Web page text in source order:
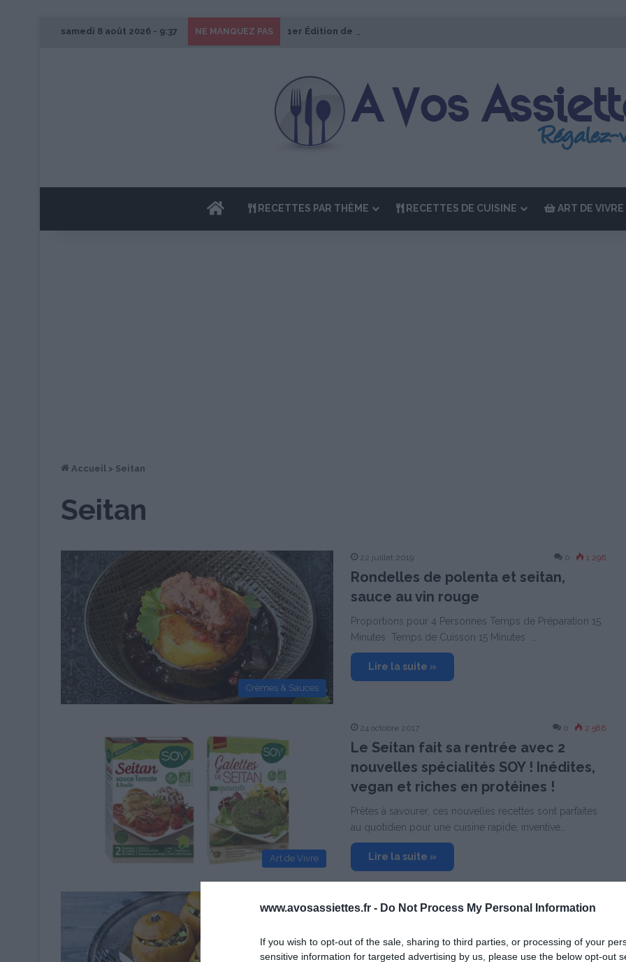
www.avosassiettes.fr - Do Not Process My Personal Information
If you wish to opt-out of the sale, sharing to third parties, or processing of your
sensitive information for targeted advertising by us, please use the below opt-out
samedi 8 août 2026 - 9:37 NE MANQUEZ PAS 1er Édition de “La Semaine des Chefs” du 19 au 24 octobre 2026
ACCUEILRECETTES PAR THÈME RECETTES DE CUISINE ART DE VIVRE
Accueil > Seitan
Seitan
Crèmes & Sauces
22 juillet 2019 0 1 296
Rondelles de polenta et seitan,
sauce au vin rouge
Proportions pour 4 Personnes Temps de Préparation 15
Minutes Temps de Cuisson 15 Minutes …
Lire la suite »
Art de Vivre
24 octobre 2017 0 2 586
Le Seitan fait sa rentrée avec 2
nouvelles spécialités SOY ! Inédites,
vegan et riches en protéines !
Prêtes à savourer, ces nouvelles recettes sont parfaites
au quotidien pour une cuisine rapide, inventive…
Lire la suite »
Pommes d’or farcies au seitan &
marrons